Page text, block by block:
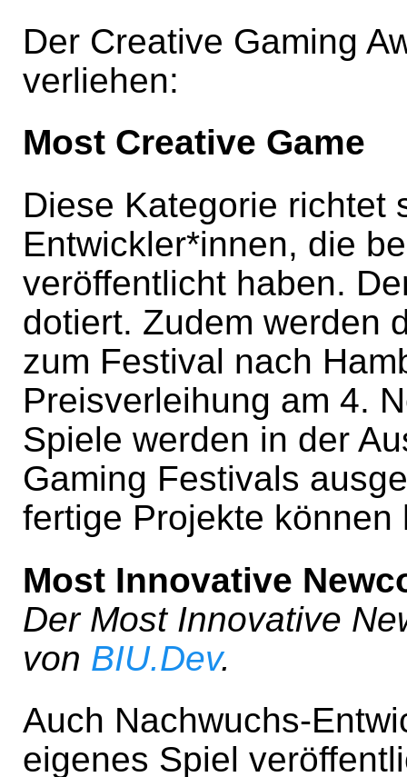
Der Creative Gaming
verliehen:
Most Creative Game
Diese Kategorie richtet
Entwickler*innen, die
veröffentlicht haben.
dotiert. Zudem werden
zum Festival nach
Preisverleihung am 4.
Spiele werden in der
Gaming Festivals
fertige Projekte
Most Innovative
Der Most Innovative
von BIU.Dev.
Auch Nachwuchs-
eigenes Spiel